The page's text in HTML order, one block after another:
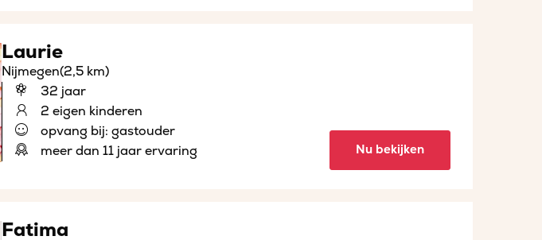
Laurie
Nijmegen(2,5 km)
32 jaar
2 eigen kinderen
opvang bij: gastouder
meer dan 11 jaar ervaring
Nu bekijken
Fatima